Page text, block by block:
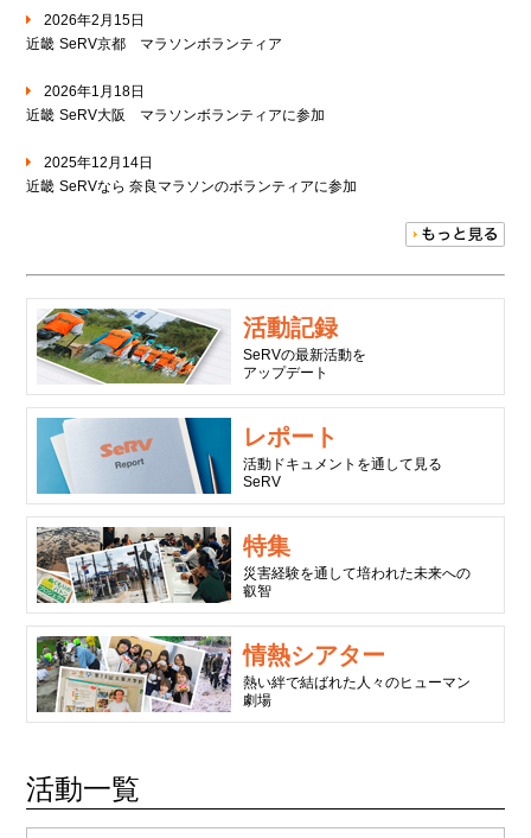
活動一覧
2026年2月15日
近畿 SeRV京都 マラソンボランティア
2026年1月18日
近畿 SeRV大阪 マラソンボランティアに参加
2025年12月14日
近畿 SeRVなら 奈良マラソンのボランティアに参加
活動記録
SeRVの最新活動を
アップデート
レポート
活動ドキュメントを通して見る
SeRV
特集
災害経験を通して培われた未来への
叡智
情熱シアター
熱い絆で結ばれた人々のヒューマン
劇場